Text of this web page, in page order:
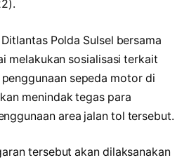
Polda Sulsel bersama
melakukan sosialisasi terkait
sepeda motor di
menindak tegas para
area jalan tol tersebut.
tersebut akan dilaksanakan